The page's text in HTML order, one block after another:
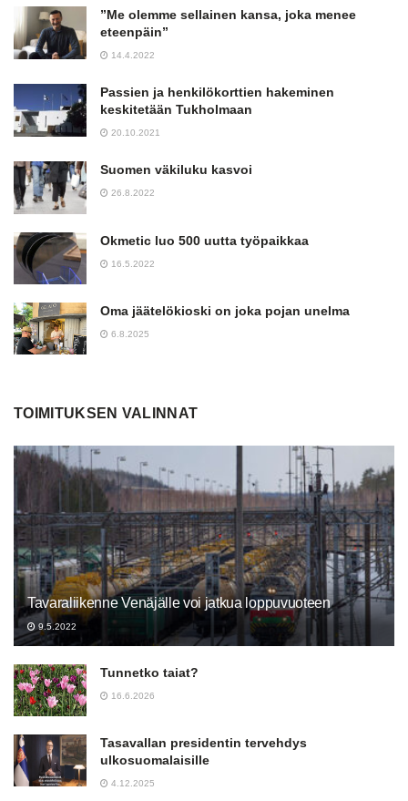
”Me olemme sellainen kansa, joka menee
eteenpäin”
14.4.2022
Passien ja henkilökorttien hakeminen
keskitetään Tukholmaan
20.10.2021
Suomen väkiluku kasvoi
26.8.2022
Okmetic luo 500 uutta työpaikkaa
16.5.2022
Oma jäätelökioski on joka pojan unelma
6.8.2025
TOIMITUKSEN VALINNAT
Tavaraliikenne Venäjälle voi jatkua loppuvuoteen
9.5.2022
Tunnetko taiat?
16.6.2026
Tasavallan presidentin tervehdys
ulkosuomalaisille
4.12.2025